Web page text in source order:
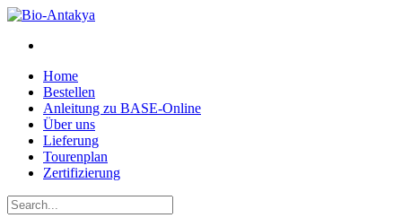
Home
Bestellen
Anleitung zu BASE-Online
Über uns
Lieferung
Tourenplan
Zertifizierung